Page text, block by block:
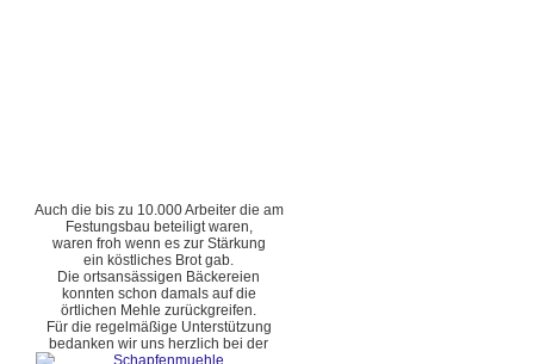
Auch die bis zu 10.000 Arbeiter die am
Festungsbau beteiligt waren,
waren froh wenn es zur Stärkung
ein köstliches Brot gab.
Die ortsansässigen Bäckereien
konnten schon damals auf die
örtlichen Mehle zurückgreifen.
Für die regelmäßige Unterstützung
bedanken wir uns herzlich bei der